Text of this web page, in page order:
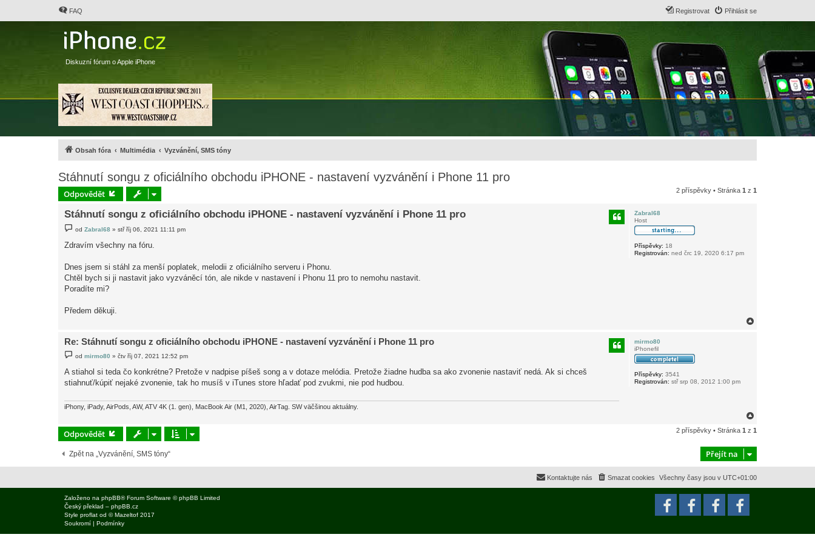
FAQ Přihlásit se
Registrovat
Diskuzní fórum o Apple iPhone
Obsah fóra Multimédia Vyzvánění, SMS tóny
Stáhnutí songu z oficiálního obchodu iPHONE - nastavení vyzvánění i Phone 11 pro
Odpovědět 2 příspěvky • Stránka 1 z 1
Zabral68
Host
Příspěvky: 18
Registrován: ned črc 19, 2020 6:17 pm
Stáhnutí songu z oficiálního obchodu iPHONE - nastavení vyzvánění i Phone 11 pro
í
s
v
e
odZabral68 »stř říj 06, 2021 11:11 pm
Zdravím všechny na fóru.
Dnes jsem si stáhl za menší poplatek, melodii z oficiálního serveru i Phonu.
Chtěl bych si ji nastavit jako vyzváněcí tón, ale nikde v nastavení i Phonu 11 pro to nemohu nastavit.
Poradíte mi?
Předem děkuji.
mirmo80
iPhonefil
Příspěvky: 3541
Registrován: stř srp 08, 2012 1:00 pm
Re: Stáhnutí songu z oficiálního obchodu iPHONE - nastavení vyzvánění i Phone 11 pro
s
p
k
odmirmo80 »čtv říj 07, 2021 12:52 pm
A stiahol si teda čo konkrétne? Pretože v nadpise píšeš song a v dotaze melódia. Pretože žiadne hudba sa ako zvonenie nastaviť nedá. Ak si chceš
stiahnuť/kúpiť nejaké zvonenie, tak ho musíš v iTunes store hľadať pod zvukmi, nie pod hudbou.
iPhony, iPady, AirPods, AW, ATV 4K (1. gen), MacBook Air (M1, 2020), AirTag. SW väčšinou aktuálny.
h
r
Odpovědět 2 příspěvky • Stránka 1 z 1
Zpět na „Vyzvánění, SMS tóny“ Přejít na
Všechny časy jsou v UTC+01:00
Smazat cookies
Kontaktujte nás
Založeno na phpBB® Forum Software © phpBB Limited
Český překlad – phpBB.cz
Style proflat od ©Mazeltof 2017
Soukromí | Podmínky